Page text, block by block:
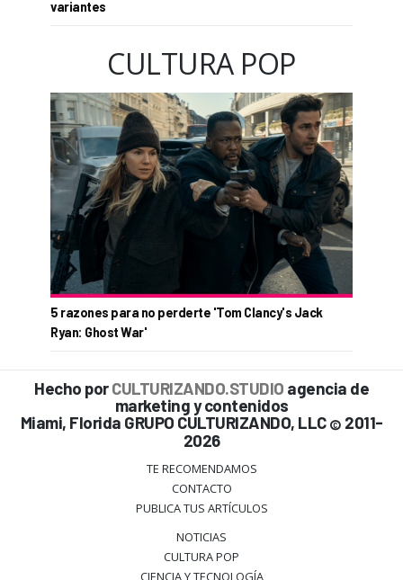
variantes
CULTURA POP
5 razones para no perderte 'Tom Clancy's Jack
Ryan: Ghost War'
Hecho porCULTURIZANDO.STUDIO agencia de
marketing y contenidos
Miami, Florida GRUPO CULTURIZANDO, LLC © 2011-
2026
TE RECOMENDAMOS
CONTACTO
PUBLICA TUS ARTÍCULOS
NOTICIAS
CULTURA POP
CIENCIA Y TECNOLOGÍA